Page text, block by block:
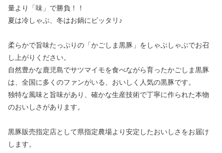
量より「味」で勝負！！
夏は冷しゃぶ、冬はお鍋にピッタリ♪
柔らかで旨味たっぷりの「かごしま黒豚」をしゃぶしゃぶでお召
し上がりください。
自然豊かな鹿児島でサツマイモを食べながら育ったかごしま黒豚
は、全国に多くのファンがいる、おいしく人気の黒豚です。
独特な風味と旨味があり、確かな生産技術で丁寧に作られた本物
のおいしさがあります。
黒豚販売指定店として県指定農場より安定したおいしさをお届け
します。